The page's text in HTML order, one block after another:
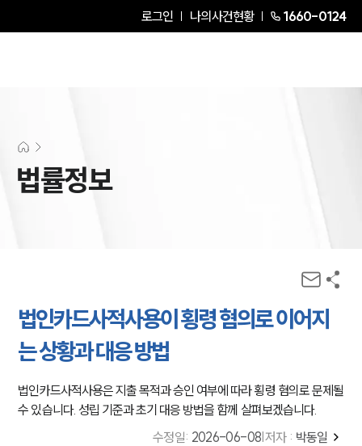
로그인 나의사건현황 1660-0124
법률정보
법인카드사적사용이 횡령 혐의로 이어지
는 상황과 대응 방법
법인카드사적사용은 지출 목적과 승인 여부에 따라 횡령 혐의로 문제될
수 있습니다. 성립 기준과 초기 대응 방법을 함께 살펴보겠습니다.
수정일: 2026-06-08 저자 : 박동일